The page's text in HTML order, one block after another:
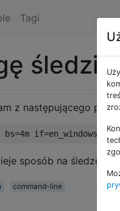
Tagi
z następującego
bs=4m if=
sposób na śledzenie
command-line